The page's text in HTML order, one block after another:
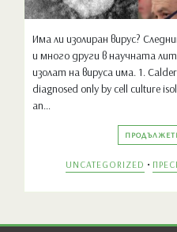
Има ли изолиран вирус?
и много други в научната
изолат на вируса има. 1.
diagnosed only by cell culture
an…
UNCATEGORIZED •